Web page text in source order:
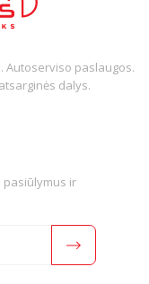
Autoserviso paslaugos.
dalys.
pasiūlymus ir